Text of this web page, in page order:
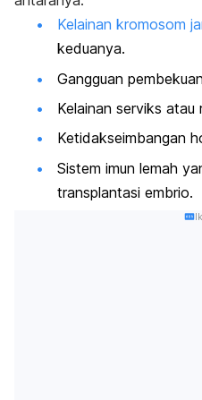
Kelainan kromosom
keduanya.
Gangguan
Kelainan serviks atau
Ketidakseimbangan
Sistem imun lemah
transplantasi embrio.